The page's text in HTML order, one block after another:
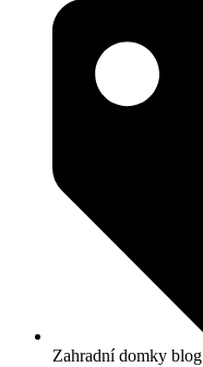
Zahradní domky blog